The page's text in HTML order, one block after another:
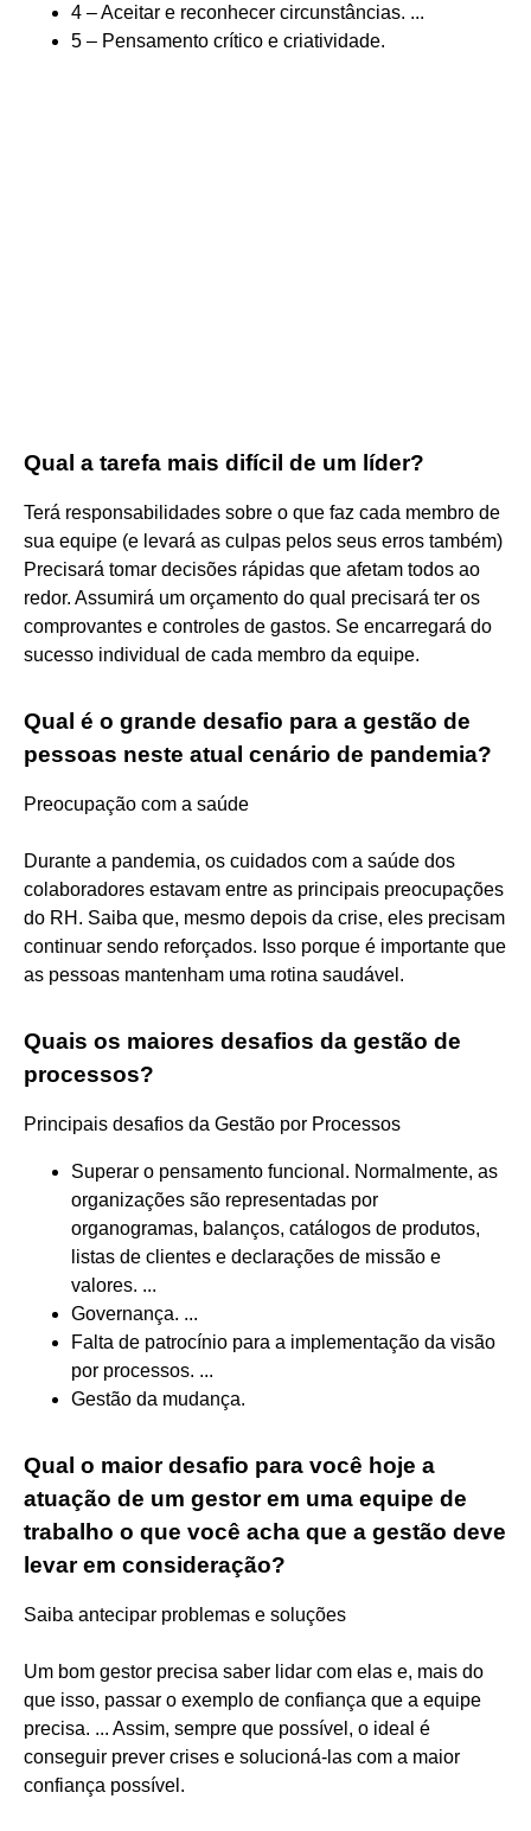
4 – Aceitar e reconhecer circunstâncias. ...
5 – Pensamento crítico e criatividade.
Qual a tarefa mais difícil de um líder?
Terá responsabilidades sobre o que faz cada membro de
sua equipe (e levará as culpas pelos seus erros também)
Precisará tomar decisões rápidas que afetam todos ao
redor. Assumirá um orçamento do qual precisará ter os
comprovantes e controles de gastos. Se encarregará do
sucesso individual de cada membro da equipe.
Qual é o grande desafio para a gestão de
pessoas neste atual cenário de pandemia?
Preocupação com a saúde
Durante a pandemia, os cuidados com a saúde dos
colaboradores estavam entre as principais preocupações
do RH. Saiba que, mesmo depois da crise, eles precisam
continuar sendo reforçados. Isso porque é importante que
as pessoas mantenham uma rotina saudável.
Quais os maiores desafios da gestão de
processos?
Principais desafios da Gestão por Processos
Superar o pensamento funcional. Normalmente, as
organizações são representadas por
organogramas, balanços, catálogos de produtos,
listas de clientes e declarações de missão e
valores. ...
Governança. ...
Falta de patrocínio para a implementação da visão
por processos. ...
Gestão da mudança.
Qual o maior desafio para você hoje a
atuação de um gestor em uma equipe de
trabalho o que você acha que a gestão deve
levar em consideração?
Saiba antecipar problemas e soluções
Um bom gestor precisa saber lidar com elas e, mais do
que isso, passar o exemplo de confiança que a equipe
precisa. ... Assim, sempre que possível, o ideal é
conseguir prever crises e solucioná-las com a maior
confiança possível.